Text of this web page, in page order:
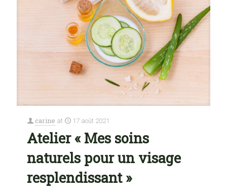
carine at 17 août 2021
Atelier « Mes soins
naturels pour un visage
resplendissant »